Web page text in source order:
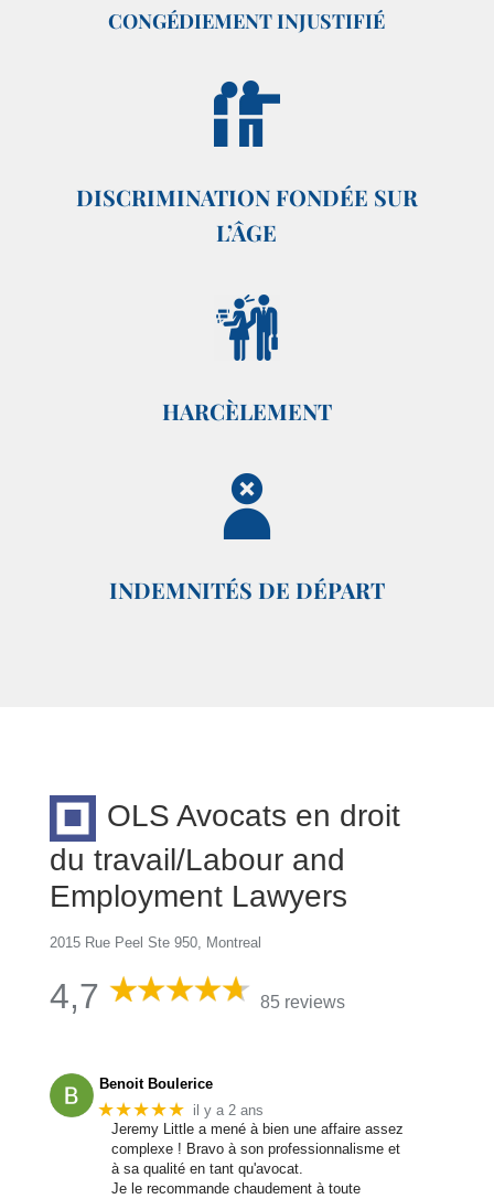
CONGÉDIEMENT INJUSTIFIÉ
DISCRIMINATION FONDÉE SUR
L’ÂGE
HARCÈLEMENT
INDEMNITÉS DE DÉPART
OLS Avocats en droit
du travail/Labour and
Employment Lawyers
2015 Rue Peel Ste 950, Montreal
4,7 85 reviews
Benoit Boulerice
★★★★★ il y a 2 ans
Jeremy Little a mené à bien une affaire assez
complexe ! Bravo à son professionnalisme et
à sa qualité en tant qu'avocat.
Je le recommande chaudement à toute